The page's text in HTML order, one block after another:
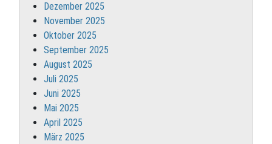
Dezember 2025
November 2025
Oktober 2025
September 2025
August 2025
Juli 2025
Juni 2025
Mai 2025
April 2025
März 2025